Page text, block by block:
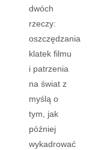
dwóch
rzeczy:
oszczędzania
klatek filmu
i patrzenia
na świat z
myślą o
tym, jak
później
wykadrować